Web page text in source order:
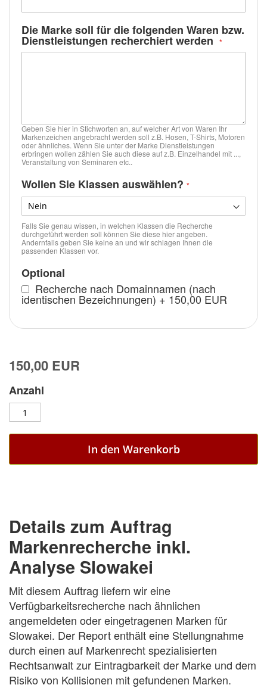
Die Marke soll für die folgenden Waren bzw.
Dienstleistungen recherchiert werden
Geben Sie hier in Stichworten an, auf welcher Art von Waren Ihr
Markenzeichen angebracht werden soll z.B. Hosen, T-Shirts, Motoren
oder ähnliches. Wenn Sie unter der Marke Dienstleistungen
erbringen wollen zählen Sie auch diese auf z.B. Einzelhandel mit ...,
Veranstaltung von Seminaren etc..
Wollen Sie Klassen auswählen?
Falls Sie genau wissen, in welchen Klassen die Recherche
durchgeführt werden soll können Sie diese hier angeben.
Andernfalls geben Sie keine an und wir schlagen Ihnen die
passenden Klassen vor.
Optional
Recherche nach Domainnamen (nach
identischen Bezeichnungen) + 150,00 EUR
150,00 EUR
Anzahl
In den Warenkorb
Details zum Auftrag
Markenrecherche inkl.
Analyse Slowakei
Mit diesem Auftrag liefern wir eine
Verfügbarkeitsrecherche nach ähnlichen
angemeldeten oder eingetragenen Marken für
Slowakei. Der Report enthält eine Stellungnahme
durch einen auf Markenrecht spezialisierten
Rechtsanwalt zur Eintragbarkeit der Marke und dem
Risiko von Kollisionen mit gefundenen Marken.